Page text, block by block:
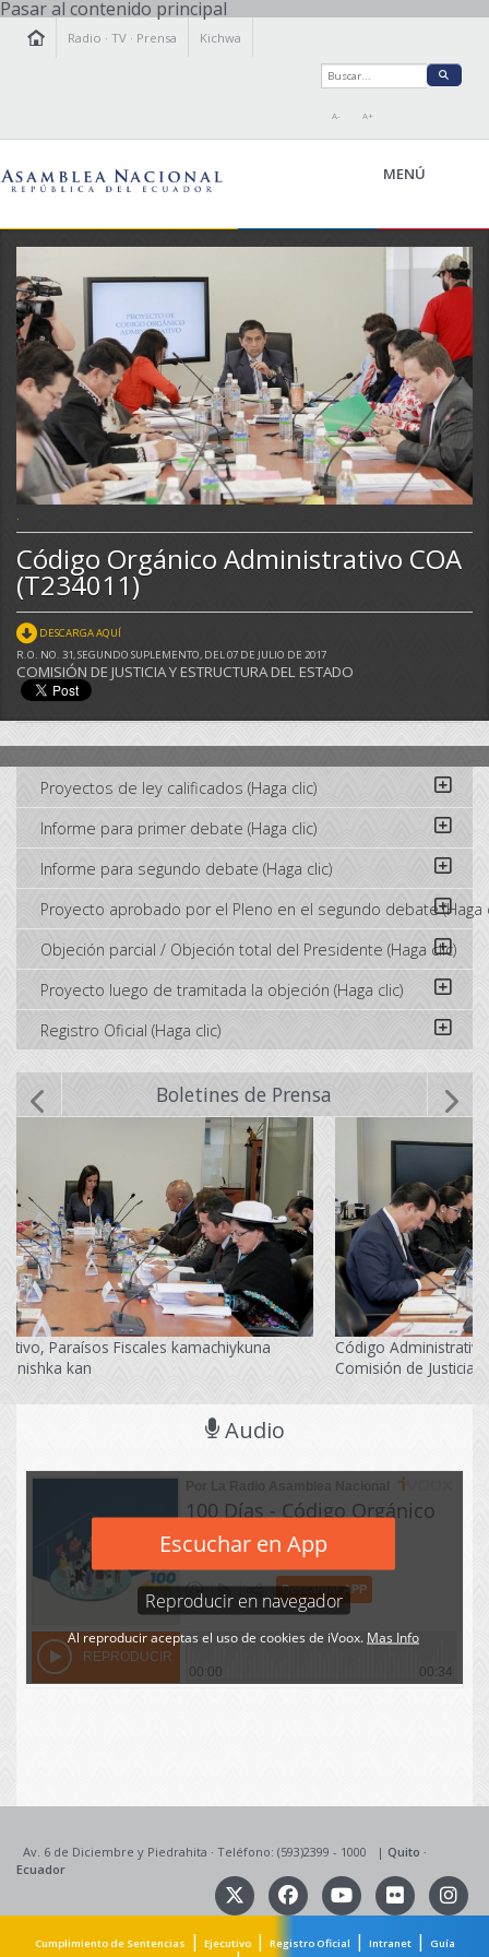
Pasar al contenido principal
Radio ·TV · Prensa Kichwa
A- A+
MENÚ
LA ASAMBLEA
LEGISLAMOS
FISCALIZAMOS
TRANSPARENCIA
PRENSA
PARTICIPACIÓN
RELACIONES INTERNACIONALES
AGENDA
Código Orgánico Administrativo COA
(T234011)
DESCARGA AQUÍ
R.O. NO. 31, SEGUNDO SUPLEMENTO, DEL 07 DE JULIO DE 2017
COMISIÓN DE JUSTICIA Y ESTRUCTURA DEL ESTADO
Proyectos de ley calificados (Haga clic)
Informe para primer debate (Haga clic)
Informe para segundo debate (Haga clic)
Proyecto aprobado por el Pleno en el segundo debate (Haga
Objeción parcial / Objeción total del Presidente (Haga clic)
Proyecto luego de tramitada la objeción (Haga clic)
Registro Oficial (Haga clic)
Boletines de Prensa
Código Administrativo y Paraísos Fiscales fueron tramitados en
Comisión de Justicia
Audio
Av. 6 de Diciembre y Piedrahita · Teléfono: (593)2399 - 1000 | Quito ·
Ecuador
Cumplimiento de Sentencias | Ejecutivo| Registro Oficial | Intranet|
Guía